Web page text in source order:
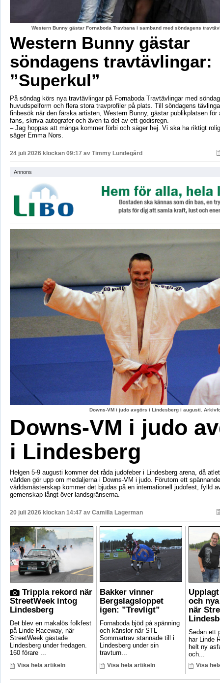
Western Bunny gästar Fornaboda Travbana i samband med söndagens
Western Bunny gästar
söndagens travtävlingar:
”Superkul”
På söndag körs nya travtävlingar på Fornaboda Travtävlingar med
huvudspelform och flera stora travprofiler på plats. Till söndagens
finbesök när den färska artisten, Western Bunny, gästar publikplatsen för
fans, skriva autografer och även ta del av ett godisregn.
– Jag hoppas att många kommer förbi och säger hej. Vi ska ha riktigt
säger Emma Nors.
24 juli 2026 klockan 09:17 av Timmy Lundegård
Annons
Downs-VM i judo avgörs i Lindesberg i augusti.
Downs-VM i judo
i Lindesberg
Helgen 5-9 augusti kommer det råda judofeber i Lindesberg arena, då
världen gör upp om medaljerna i Downs-VM i judo. Förutom ett spännande
världsmästerskap kommer det bjudas på en internationell judofest, fylld
gemenskap långt över landsgränserna.
20 juli 2026 klockan 14:47 av Camilla Lagerman
Trippla rekord när
StreetWeek intog
Lindesberg
Det blev en makalös folkfest
på Linde Raceway, när
StreetWeek gästade
Lindesberg under fredagen.
160 förare ...
Visa hela artikeln
Bakker vinner
Bergslagsloppet
igen: ”Trevligt”
Fornaboda bjöd på spänning
och känslor när STL
Sommartrav stannade till i
Lindesberg under sin
travturn...
Visa hela artikeln
och
när
Sedan ett
har Linde
helt ny
och...
Visa